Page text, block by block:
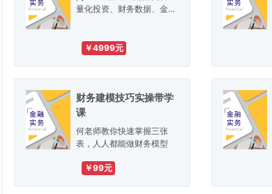
量化投资、财务数据、金融
训营计划，伴你学习～
￥4999元
财务建模技巧实操带学
课
何老师教你快速掌握三张
表，人人都能做财务模型
￥99元